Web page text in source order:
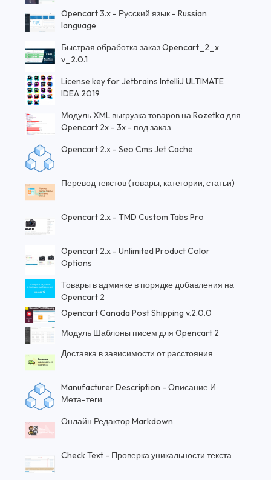
Opencart 3.x - Русский язык - Russian
language
Быстрая обработка заказ Opencart_2_x
v_2.0.1
License key for Jetbrains IntelliJ ULTIMATE
IDEA 2019
Модуль XML выгрузка товаров на Rozetka для
Opencart 2x - 3x - под заказ
Opencart 2.x - Seo Cms Jet Cache
Перевод текстов (товары, категории, статьи)
Opencart 2.x - TMD Custom Tabs Pro
Opencart 2.x - Unlimited Product Color
Options
Товары в админке в порядке добавления на
Opencart 2
Opencart Canada Post Shipping v.2.0.0
Модуль Шаблоны писем для Opencart 2
Доставка в зависимости от расстояния
Manufacturer Description - Описание И
Мета-теги
Онлайн Редактор Markdown
Check Text - Проверка уникальности текста